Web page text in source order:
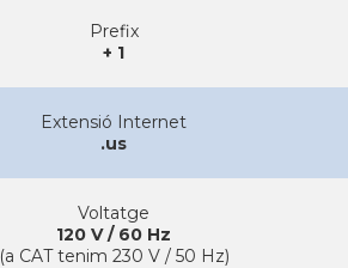
Prefix
+ 1
Extensió Internet
.us
Voltatge
120 V / 60 Hz
(a CAT tenim 230 V / 50 Hz)